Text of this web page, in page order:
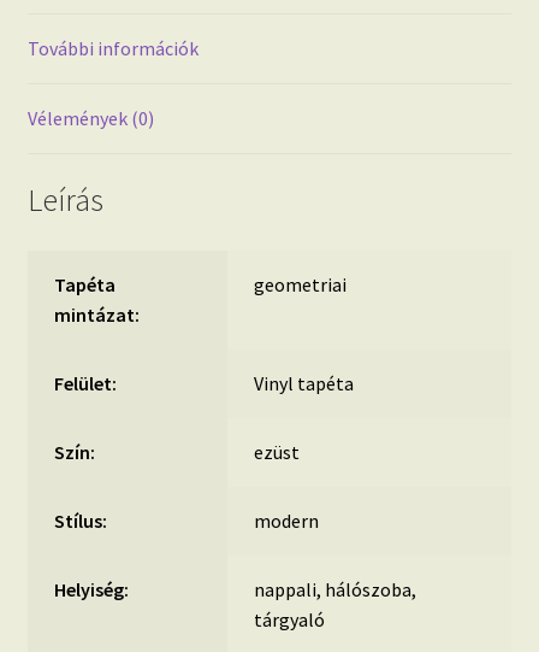
További információk
Vélemények (0)
Leírás
Tapéta
mintázat:
geometriai
Felület: Vinyl tapéta
Szín: ezüst
Stílus: modern
Helyiség:
nappali, hálószoba,
tárgyaló